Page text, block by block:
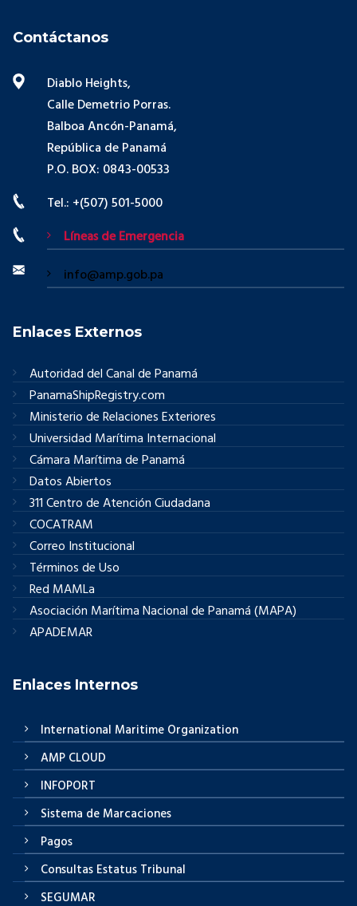
Contáctanos
Diablo Heights,
Calle Demetrio Porras.
Balboa Ancón-Panamá,
República de Panamá
P.O. BOX: 0843-00533
Tel.: +(507) 501-5000
Líneas de Emergencia
info@amp.gob.pa
Enlaces Externos
Autoridad del Canal de Panamá
PanamaShipRegistry.com
Ministerio de Relaciones Exteriores
Universidad Marítima Internacional
Cámara Marítima de Panamá
Datos Abiertos
311 Centro de Atención Ciudadana
COCATRAM
Correo Institucional
Términos de Uso
Red MAMLa
Asociación Marítima Nacional de Panamá (MAPA)
APADEMAR
Enlaces Internos
International Maritime Organization
AMP CLOUD
INFOPORT
Sistema de Marcaciones
Pagos
Consultas Estatus Tribunal
SEGUMAR